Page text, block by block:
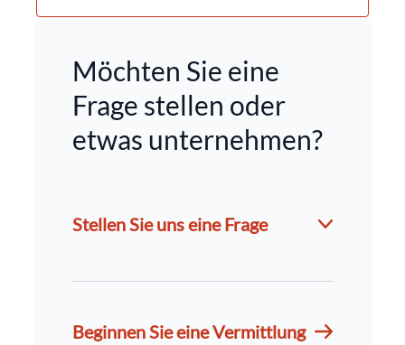
Möchten Sie eine
Frage stellen oder
etwas unternehmen?
Stellen Sie uns eine Frage
Beginnen Sie eine Vermittlung